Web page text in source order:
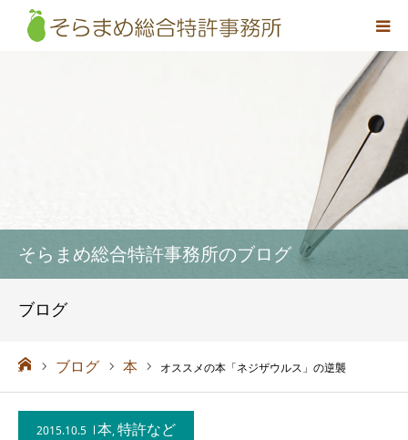
そらまめ総合特許事務所のブログ
ブログ
ム ブログ 本 オススメの本「ネジザウルス」の逆襲
2015.10.5 本,特許など
料金
採用情報